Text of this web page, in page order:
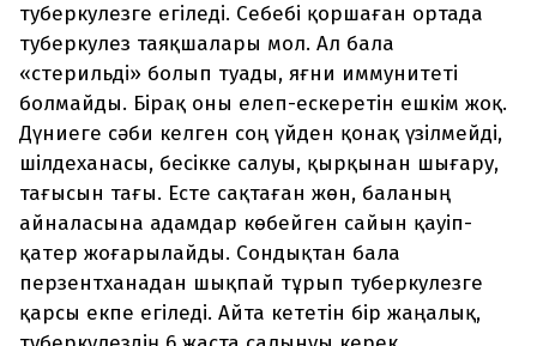
туберкулезге егіледі. Себебі қоршаған ортада
туберкулез таяқшалары мол. Ал бала
«стерильді» болып туады, яғни иммунитеті
болмайды. Бірақ оны елеп-ескеретін ешкім жоқ.
Дүниеге сәби келген соң үйден қонақ үзілмейді,
шілдеханасы, бесікке салуы, қырқынан шығару,
тағысын тағы. Есте сақтаған жөн, баланың
айналасына адамдар көбейген сайын қауіп-
қатер жоғарылайды. Сондықтан бала
перзентханадан шықпай тұрып туберкулезге
қарсы екпе егіледі. Айта кететін бір жаңалық,